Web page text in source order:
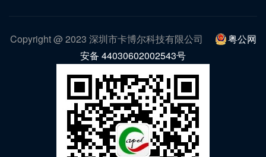
Copyright @ 2023 深圳市卡博尔科技有限公司
粤公网
安备 44030602002543号